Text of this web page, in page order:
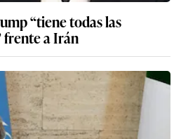
“tiene todas las
frente a Irán